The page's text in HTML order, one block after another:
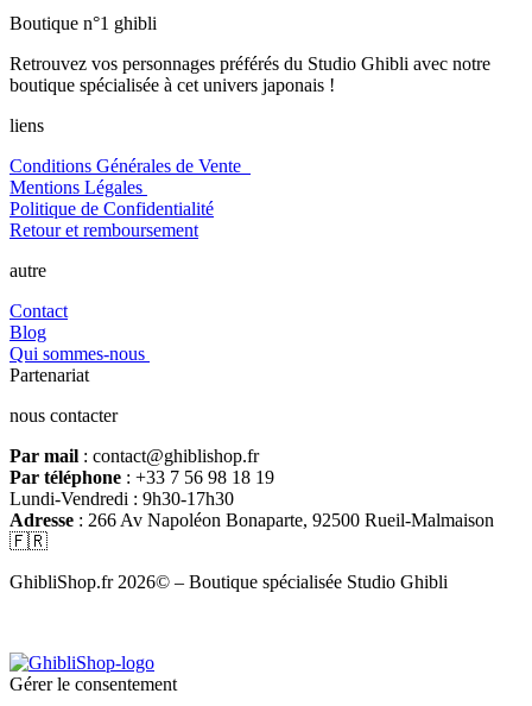
Boutique n°1 ghibli
Retrouvez vos personnages préférés du Studio Ghibli avec notre
boutique spécialisée à cet univers japonais !
liens
Conditions Générales de Vente
Mentions Légales
Politique de Confidentialité
Retour et remboursement
autre
Contact
Blog
Qui sommes-nous
Partenariat
nous contacter
Par mail : contact@ghiblishop.fr
Par téléphone : +33 7 56 98 18 19
Lundi-Vendredi : 9h30-17h30
Adresse : 266 Av Napoléon Bonaparte, 92500 Rueil-Malmaison
🇫🇷
GhibliShop.fr 2026© – Boutique spécialisée Studio Ghibli
Gérer le consentement